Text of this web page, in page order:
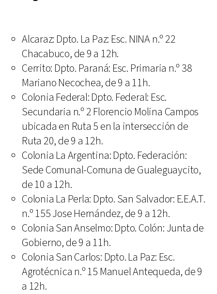
Alcaraz: Dpto. La Paz: Esc. NINA n.º 22
Chacabuco, de 9 a 12h.
Cerrito: Dpto. Paraná: Esc. Primaria n.º 38
Mariano Necochea, de 9 a 11h.
Colonia Federal: Dpto. Federal: Esc.
Secundaria n.º 2 Florencio Molina Campos
ubicada en Ruta 5 en la intersección de
Ruta 20, de 9 a 12h.
Colonia La Argentina: Dpto. Federación:
Sede Comunal-Comuna de Gualeguaycito,
de 10 a 12h.
Colonia La Perla: Dpto. San Salvador: E.E.A.T.
n.º 155 Jose Hernández, de 9 a 12h.
Colonia San Anselmo: Dpto. Colón: Junta de
Gobierno, de 9 a 11h.
Colonia San Carlos: Dpto. La Paz: Esc.
Agrotécnica n.º 15 Manuel Antequeda, de 9
a 12h.